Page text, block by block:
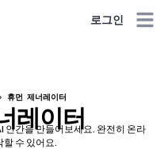
로그인
휴먼 제너레이터
레이터
인간을 만들어보세요. 완전히 온라
할 수 있어요.